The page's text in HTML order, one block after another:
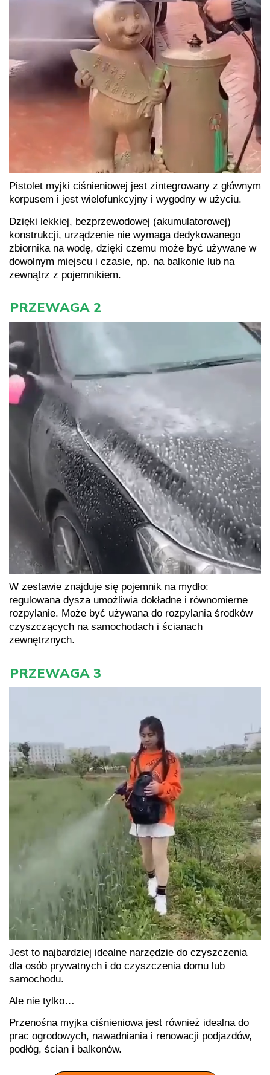
Pistolet myjki ciśnieniowej jest zintegrowany z głównym
korpusem i jest wielofunkcyjny i wygodny w użyciu.
Dzięki lekkiej, bezprzewodowej (akumulatorowej)
konstrukcji, urządzenie nie wymaga dedykowanego
zbiornika na wodę, dzięki czemu może być używane w
dowolnym miejscu i czasie, np. na balkonie lub na
zewnątrz z pojemnikiem.
PRZEWAGA 2
W zestawie znajduje się pojemnik na mydło:
regulowana dysza umożliwia dokładne i równomierne
rozpylanie. Może być używana do rozpylania środków
czyszczących na samochodach i ścianach
zewnętrznych.
PRZEWAGA 3
Jest to najbardziej idealne narzędzie do czyszczenia
dla osób prywatnych i do czyszczenia domu lub
samochodu.
Ale nie tylko…
Przenośna myjka ciśnieniowa jest również idealna do
prac ogrodowych, nawadniania i renowacji podjazdów,
podłóg, ścian i balkonów.